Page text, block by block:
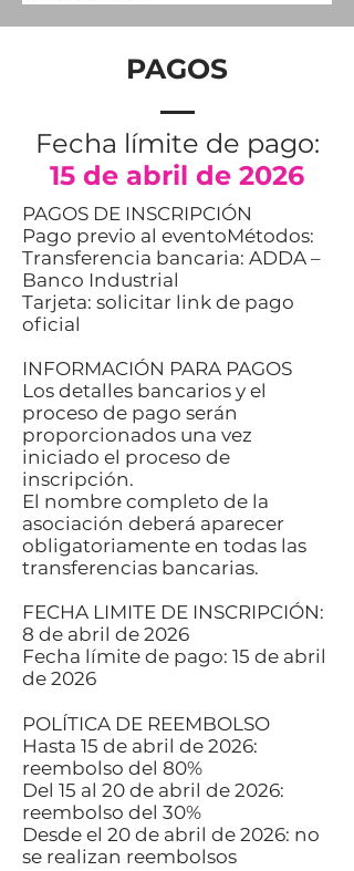
PAGOS
Fecha límite de pago:
15 de abril de 2026
PAGOS DE INSCRIPCIÓN
Pago previo al eventoMétodos:
Transferencia bancaria: ADDA –
Banco Industrial
Tarjeta: solicitar link de pago
oficial
INFORMACIÓN PARA PAGOS
Los detalles bancarios y el
proceso de pago serán
proporcionados una vez
iniciado el proceso de
inscripción.
El nombre completo de la
asociación deberá aparecer
obligatoriamente en todas las
transferencias bancarias.
FECHA LIMITE DE INSCRIPCIÓN:
8 de abril de 2026
Fecha límite de pago: 15 de abril
de 2026
POLÍTICA DE REEMBOLSO
Hasta 15 de abril de 2026:
reembolso del 80%
Del 15 al 20 de abril de 2026:
reembolso del 30%
Desde el 20 de abril de 2026: no
se realizan reembolsos